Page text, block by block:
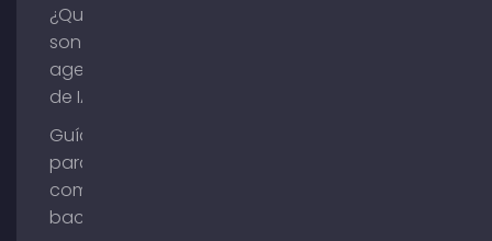
¿Qué
son los
agentes
de IA?
Guía
para
comprar
backlinks